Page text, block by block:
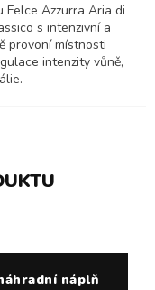
Azzurra Aria di
s intenzivní a
provoní místnosti
intenzity vůně,
náplň